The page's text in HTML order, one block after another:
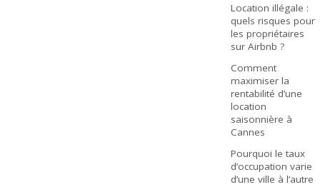
Location illégale :
quels risques pour
les propriétaires
sur Airbnb ?
Comment
maximiser la
rentabilité d’une
location
saisonnière à
Cannes
Pourquoi le taux
d’occupation varie
d’une ville à l’autre